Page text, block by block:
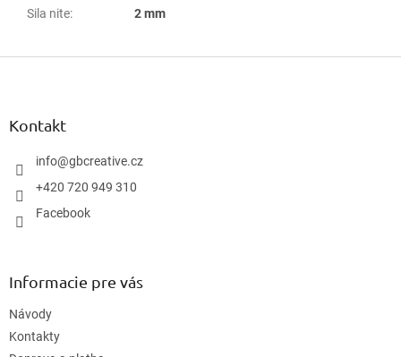
Sila nite: 2 mm
Z
Kontakt
info@gbcreative.cz
+420 720 949 310
Facebook
Informacie pre vás
Návody
Kontakty